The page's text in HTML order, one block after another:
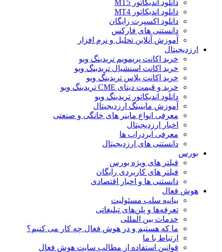
دانلود اندیکاتور MT5
دانلود اندیکاتور MT4
دانلود اکسپرت رایگان
دانستنی های فارکس
آموزش آنلاین تحلیل و نرم افزار
ارزدیجیتال
خرید اکانت پریمویم تریدینگ ویو
خرید اکانت اسنشیال تریدینگ ویو
خرید اکانت پلاس تریدینگ ویو
خرید و قیمت دیتای CME تریدینگ ویو
دانلود اندیکاتور تریدینگ ویو
آموزش ماینینگ ارزدیجیتال
معرفی انواع ماینر های خانگی و صنعتی
اخبار ارزدیجیتال
معرفی ایردراپ ها
دانستنی های ارزدیجیتال
بورس
فیلتر های ویژه بورس
فیلتر های کاربردی رایگان
دانستنی ها و اخبار اقتصادی
هوش فعال
بیانیه سلب مسئولیت
تعرفه‌ها و پلن‌های تبلیغاتی
خدمات بین المللی
ما که هستیم و در هوش فعال چه کار می کنیم؟
ارتباط با ما
قوانین استفاده از مطالب سایت هوش فعال